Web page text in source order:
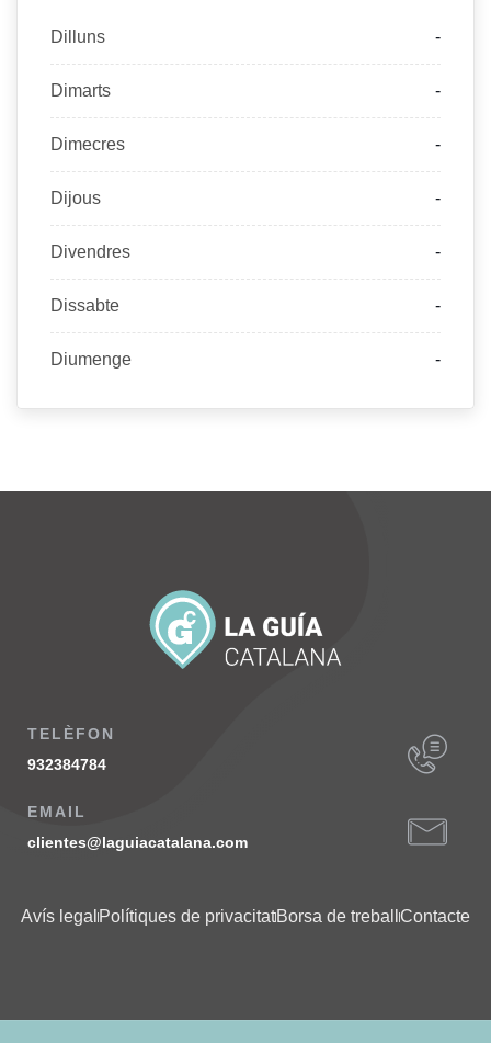
Dilluns -
Dimarts -
Dimecres -
Dijous -
Divendres -
Dissabte -
Diumenge -
TELÈFON
932384784
EMAIL
clientes@laguiacatalana.com
Avís legal Polítiques de privacitatBorsa de treball Contacte